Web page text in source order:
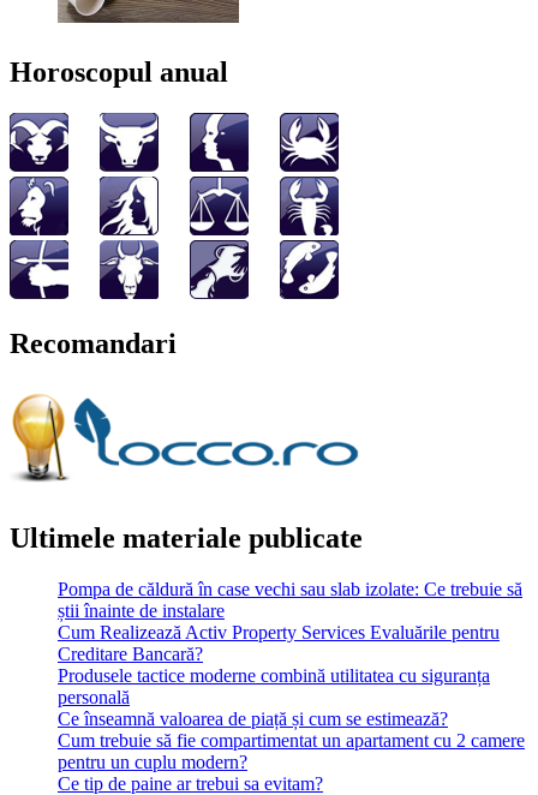
Horoscopul anual
Recomandari
Ultimele materiale publicate
Pompa de căldură în case vechi sau slab izolate: Ce trebuie să
știi înainte de instalare
Cum Realizează Activ Property Services Evaluările pentru
Creditare Bancară?
Produsele tactice moderne combină utilitatea cu siguranța
personală
Ce înseamnă valoarea de piață și cum se estimează?
Cum trebuie să fie compartimentat un apartament cu 2 camere
pentru un cuplu modern?
Ce tip de paine ar trebui sa evitam?